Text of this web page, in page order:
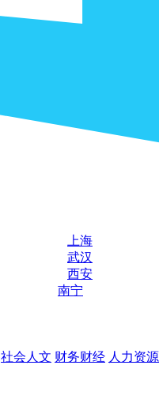
上海
武汉
西安
南宁
社会人文 财务财经 人力资源